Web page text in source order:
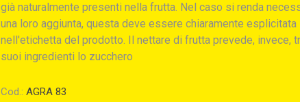
già naturalmente presenti nella frutta. Nel caso si renda
una loro aggiunta, questa deve essere chiaramente esplicitata
nell'etichetta del prodotto. Il nettare di frutta prevede, invece,
suoi ingredienti lo zucchero
Cod.: AGRA 83